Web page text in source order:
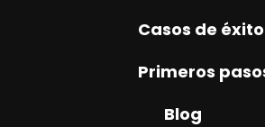
Casos de éxito
Primeros
Blog